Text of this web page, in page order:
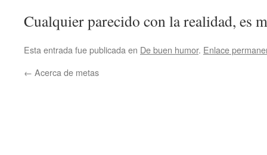
Cualquier parecido con la realidad, es
Esta entrada fue publicada en De buen humor. Enlace
← Acerca de metas